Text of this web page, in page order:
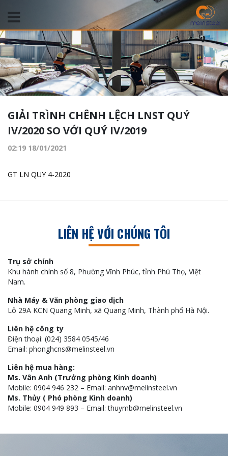
GIẢI TRÌNH CHÊNH LỆCH LNST QUÝ
IV/2020 SO VỚI QUÝ IV/2019
02:19 18/01/2021
GT LN QUY 4-2020
LIÊN HỆ VỚI CHÚNG TÔI
Trụ sở chính
Khu hành chính số 8, Phường Vĩnh Phúc, tỉnh Phú Thọ, Việt
Nam.
Nhà Máy & Văn phòng giao dịch
Lô 29A KCN Quang Minh, xã Quang Minh, Thành phố Hà Nội.
Liên hệ công ty
Điện thoại: (024) 3584 0545/46
Email: phonghcns@melinsteel.vn
Liên hệ mua hàng:
Ms. Vân Anh (Trưởng phòng Kinh doanh)
Mobile: 0904 946 232 – Email: anhnv@melinsteel.vn
Ms. Thủy ( Phó phòng Kinh doanh)
Mobile: 0904 949 893 – Email: thuymb@melinsteel.vn